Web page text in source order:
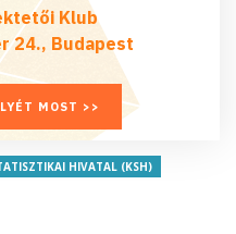
Klub
24., Budapest
MOST >>
HIVATAL (KSH)